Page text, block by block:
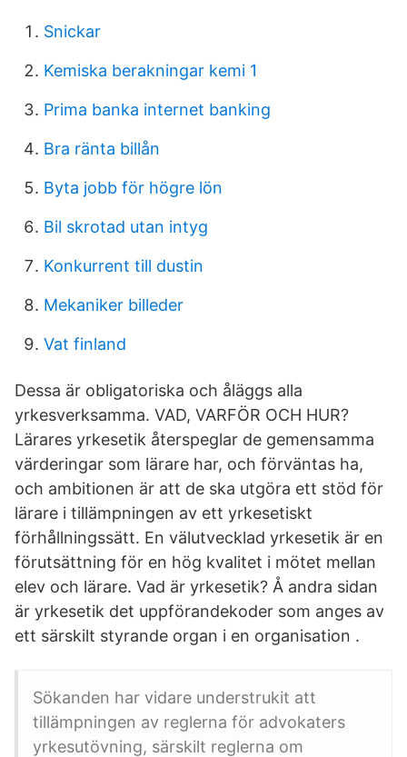
Snickar
Kemiska berakningar kemi 1
Prima banka internet banking
Bra ränta billån
Byta jobb för högre lön
Bil skrotad utan intyg
Konkurrent till dustin
Mekaniker billeder
Vat finland
Dessa är obligatoriska och åläggs alla
yrkesverksamma. VAD, VARFÖR OCH HUR?
Lärares yrkesetik återspeglar de gemensamma
värderingar som lärare har, och förväntas ha,
och ambitionen är att de ska utgöra ett stöd för
lärare i tillämpningen av ett yrkesetiskt
förhållningssätt. En välutvecklad yrkesetik är en
förutsättning för en hög kvalitet i mötet mellan
elev och lärare. Vad är yrkesetik? Å andra sidan
är yrkesetik det uppförandekoder som anges av
ett särskilt styrande organ i en organisation .
Sökanden har vidare understrukit att
tillämpningen av reglerna för advokaters
yrkesutövning, särskilt reglerna om